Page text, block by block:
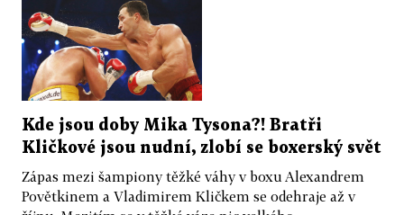
Kde jsou doby Mika Tysona?! Bratři
Kličkové jsou nudní, zlobí se boxerský svět
Zápas mezi šampiony těžké váhy v boxu Alexandrem
Povětkinem a Vladimirem Kličkem se odehraje až v